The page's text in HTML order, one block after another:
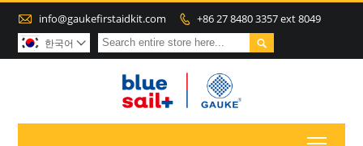
 info@gaukefirstaidkit.com  +86 27 8480 3357 ext 8049

한국어 